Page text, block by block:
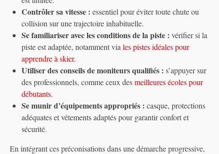
Contrôler sa vitesse : essentiel pour éviter toute chute ou
collision sur une trajectoire inhabituelle.
Se familiariser avec les conditions de la piste : vérifier si la
piste est adaptée, notamment via les pistes idéales pour
apprendre à skier.
Utiliser des conseils de moniteurs qualifiés : s’appuyer sur
des professionnels, comme ceux desmeilleures écoles pour
débutants.
Se munir d’équipements appropriés : casque, protections
adéquates et vêtements adaptés pour garantir confort et
sécurité.
En intégrant ces préconisations dans une démarche progressive,